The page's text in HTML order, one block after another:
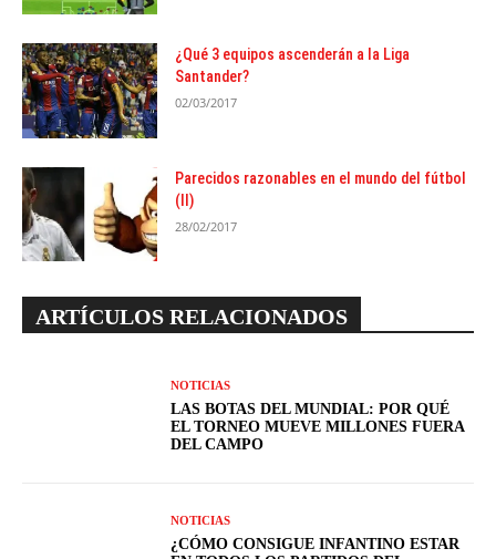
¿Qué 3 equipos ascenderán a la Liga
Santander?
02/03/2017
Parecidos razonables en el mundo del fútbol
(II)
28/02/2017
ARTÍCULOS RELACIONADOS
NOTICIAS
LAS BOTAS DEL MUNDIAL: POR QUÉ
EL TORNEO MUEVE MILLONES FUERA
DEL CAMPO
NOTICIAS
¿CÓMO CONSIGUE INFANTINO ESTAR